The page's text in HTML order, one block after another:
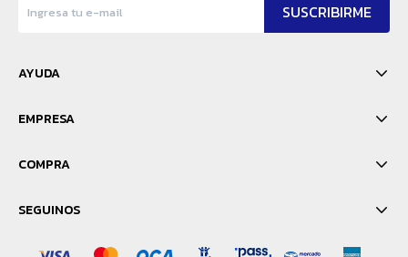
SUSCRIBIRME
AYUDA
EMPRESA
COMPRA
SEGUINOS